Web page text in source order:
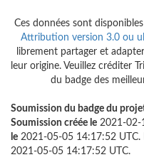
Ces données sont
Attribution version 3.0 ou
librement partager et
leur origine. Veuillez créditer
du badge des
Soumission du badge du
Soumission créée le 2021-02-
le 2021-05-05 14:17:52 UTC.
2021-05-05 14:17:52 UTC.